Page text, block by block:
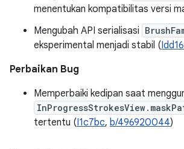
menentukan kompatibilitas versi
Mengubah API serialisasi
eksperimental menjadi stabil (
Perbaikan Bug
Memperbaiki kedipan saat
tertentu (I1c7bc, b/496920044)